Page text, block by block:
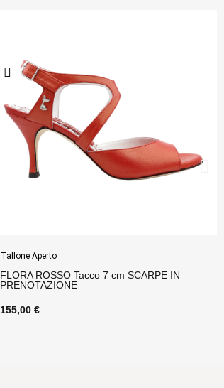
Tallone Aperto
LINDA LAMINATO RAME Tacco 8 cm SCARPE
IN PRENOTAZIONE
150,00 €